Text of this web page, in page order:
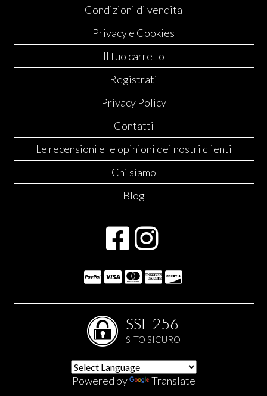
Condizioni di vendita
Privacy e Cookies
Il tuo carrello
Registrati
Privacy Policy
Contatti
Le recensioni e le opinioni dei nostri clienti
Chi siamo
Blog
SSL-256
SITO SICURO
Powered by Translate